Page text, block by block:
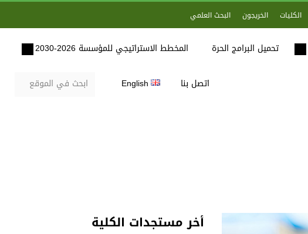
الكليات الخريجون البحث العلمي
تحميل البرامج الحرة المخطط الاستراتيجي للمؤسسة 2026-2030
اتصل بنا English
أخر مستجدات الكلية